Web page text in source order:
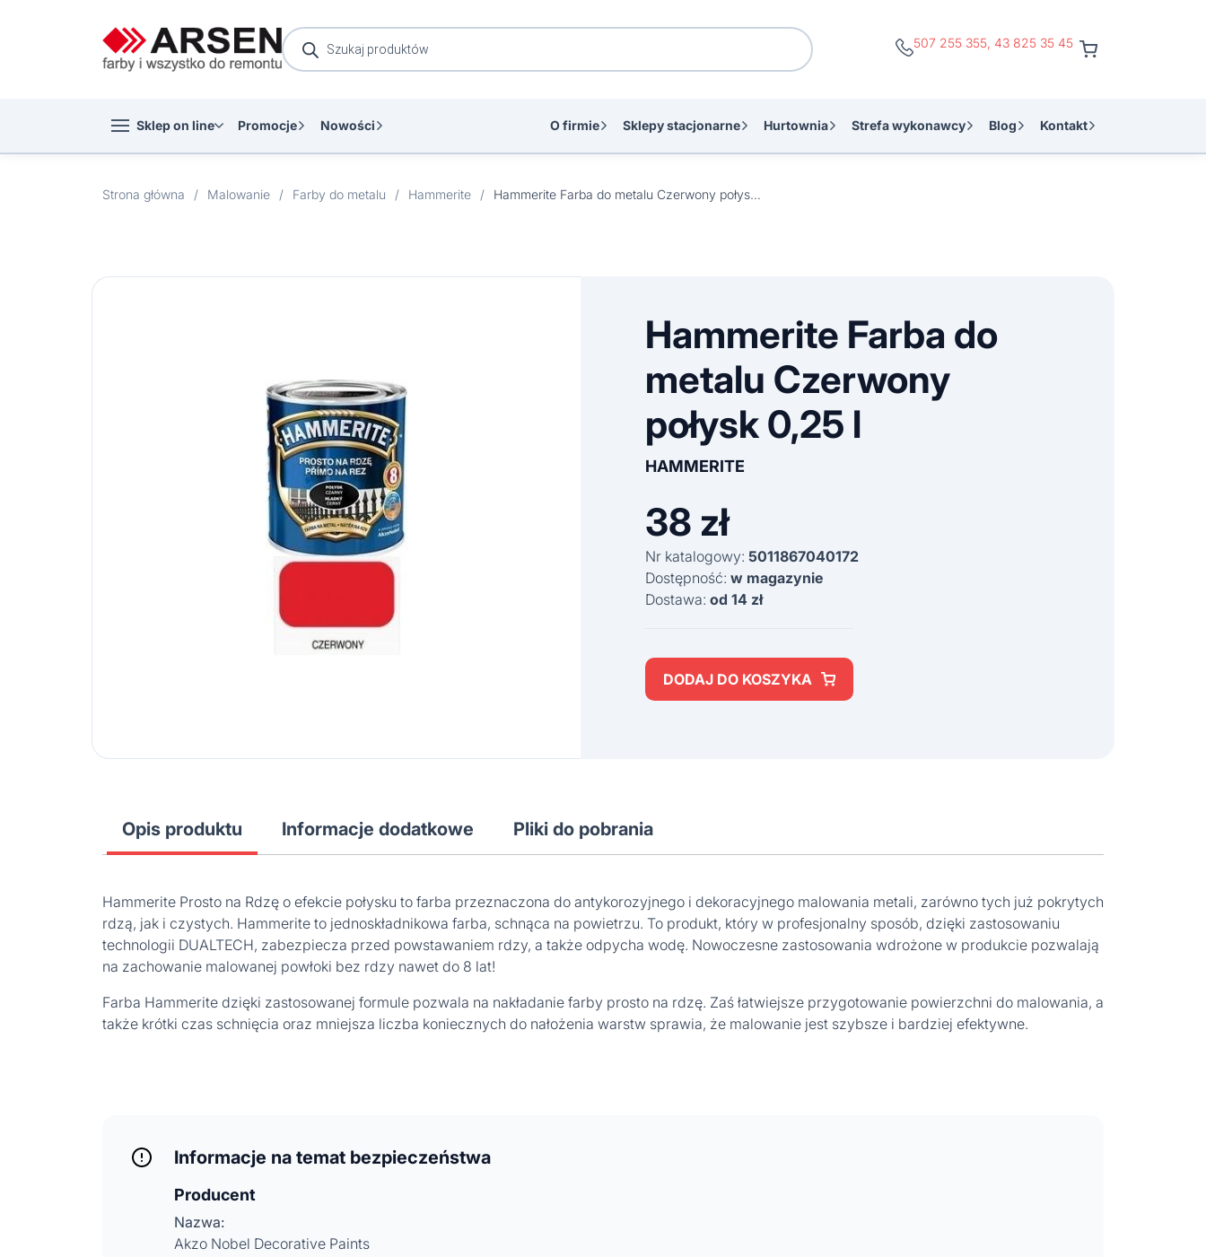
Wyszukiwarka
produktów
507 255 355 43 825 35 45
Sklep on line Promocje Nowości O firmie Sklepy stacjonarne Hurtownia Strefa wykonawcy Blog Kontakt
Strona główna / Malowanie / Farby do metalu / Hammerite / Hammerite Farba do metalu Czerwony połysk 0,25 l
Hammerite Farba do
metalu Czerwony
połysk 0,25 l
HAMMERITE
38 zł
Nr katalogowy: 5011867040172
Dostępność: w magazynie
Dostawa: od 14 zł
DODAJ DO KOSZYKA
Opis produktu Informacje dodatkowe Pliki do pobrania
Hammerite Prosto na Rdzę o efekcie połysku to farba przeznaczona do antykorozyjnego i dekoracyjnego malowania metali, zarówno tych już pokrytych
rdzą, jak i czystych. Hammerite to jednoskładnikowa farba, schnąca na powietrzu. To produkt, który w profesjonalny sposób, dzięki zastosowaniu
technologii DUALTECH, zabezpiecza przed powstawaniem rdzy, a także odpycha wodę. Nowoczesne zastosowania wdrożone w produkcie pozwalają
na zachowanie malowanej powłoki bez rdzy nawet do 8 lat!
Farba Hammerite dzięki zastosowanej formule pozwala na nakładanie farby prosto na rdzę. Zaś łatwiejsze przygotowanie powierzchni do malowania, a
także krótki czas schnięcia oraz mniejsza liczba koniecznych do nałożenia warstw sprawia, że malowanie jest szybsze i bardziej efektywne.
Informacje na temat bezpieczeństwa
Producent
Nazwa:
Akzo Nobel Decorative Paints